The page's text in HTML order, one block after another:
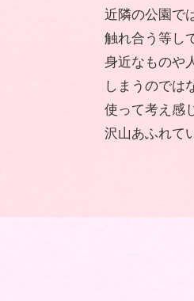
近隣の公園で
触れ合う等し
身近なものや
しまうのでは
使って考え感
沢山あふれて